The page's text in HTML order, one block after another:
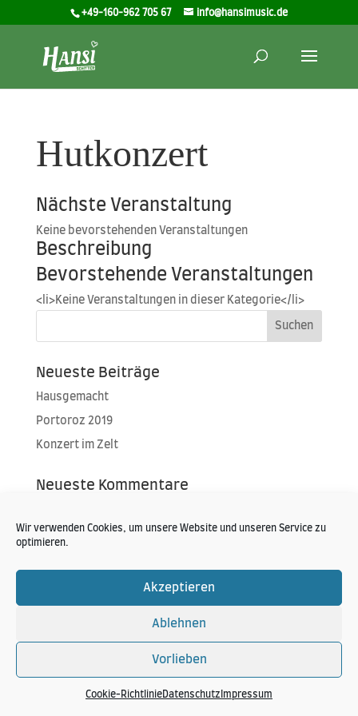
Wir verwenden Cookies, um unsere Website und unseren Service zu
optimieren.
Akzeptieren
Ablehnen
Vorlieben
Cookie-RichtlinieDatenschutz Impressum
+49-160-962 705 67 info@hansimusic.de
Hutkonzert
Nächste Veranstaltung
Kei­ne bevor­ste­hen­den Veranstaltungen
Beschreibung
Bevorstehende Veranstaltungen
<li>Keine Ver­an­stal­tun­gen in die­ser Kategorie</li>
Neueste Beiträge
Hausgemacht
Portoroz 2019
Konzert im Zelt
Neueste Kommentare
Hansi Schitter Copyright 2024